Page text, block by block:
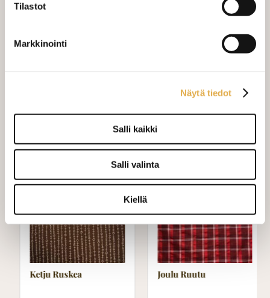
Tilastot
Markkinointi
Näytä tiedot
Salli kaikki
Salli valinta
Kiellä
mittaamiseen ja kankaan menekin
ommeltavan jotain muuta niin ota
Varastossa (3.0 m)
Ketju Ruskea Joulu Ruutu